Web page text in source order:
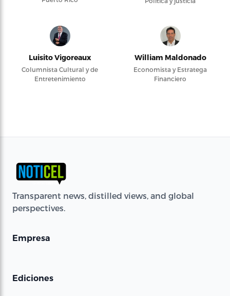
Luisito Vigoreaux
Columnista Cultural y de
Entretenimiento
William Maldonado
Economista y Estratega
Financiero
Transparent news, distilled views, and global
perspectives.
Empresa
Ediciones